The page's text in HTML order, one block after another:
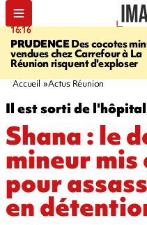
16:16
PRUDENCEDes cocotes
vendues chez Carrefour à La
Réunion risquent d'exploser
Accueil Actus Réunion
Il est sorti de l'hôpital
Shana : le
mineur mis
pour
en